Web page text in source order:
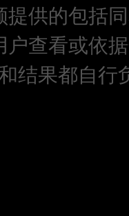
提供的包括
户查看或依
结果都自行